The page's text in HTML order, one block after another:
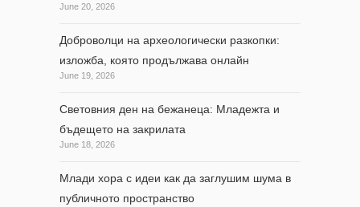
June 20, 2026
Доброволци на археологически разкопки:
изложба, която продължава онлайн
June 19, 2026
Световния ден на бежанеца: Младежта и
бъдещето на закрилата
June 18, 2026
Млади хора с идеи как да заглушим шума в
публичното пространство